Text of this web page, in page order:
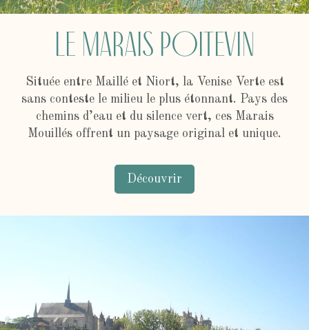
Le marais poitevin
Située entre Maillé et Niort, la Venise Verte est
sans conteste le milieu le plus étonnant. Pays des
chemins d’eau et du silence vert, ces Marais
Mouillés offrent un paysage original et unique.
Découvrir